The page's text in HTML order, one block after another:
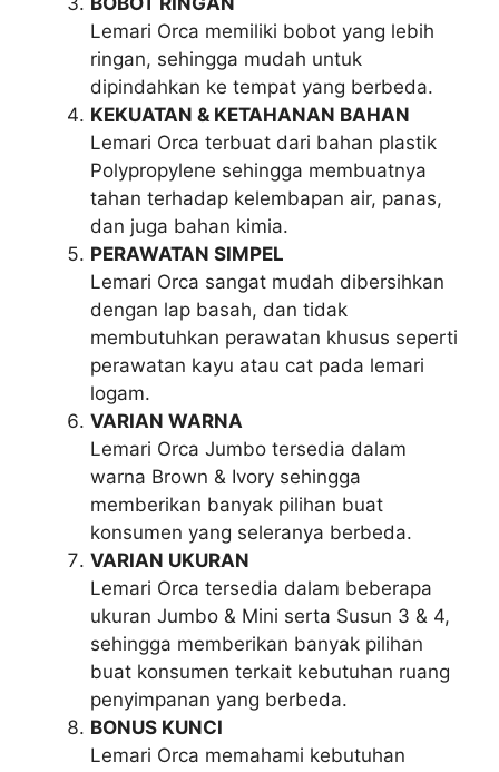
Lemari Orca memiliki bobot yang lebih
ringan, sehingga mudah untuk
dipindahkan ke tempat yang berbeda.
KEKUATAN & KETAHANAN BAHAN
Lemari Orca terbuat dari bahan plastik
Polypropylene sehingga membuatnya
tahan terhadap kelembapan air, panas,
dan juga bahan kimia.
PERAWATAN SIMPEL
Lemari Orca sangat mudah dibersihkan
dengan lap basah, dan tidak
membutuhkan perawatan khusus seperti
perawatan kayu atau cat pada lemari
logam.
VARIAN WARNA
Lemari Orca Jumbo tersedia dalam
warna Brown & Ivory sehingga
memberikan banyak pilihan buat
konsumen yang seleranya berbeda.
VARIAN UKURAN
Lemari Orca tersedia dalam beberapa
ukuran Jumbo & Mini serta Susun 3 & 4,
sehingga memberikan banyak pilihan
buat konsumen terkait kebutuhan ruang
penyimpanan yang berbeda.
BONUS KUNCI
Lemari Orca memahami kebutuhan